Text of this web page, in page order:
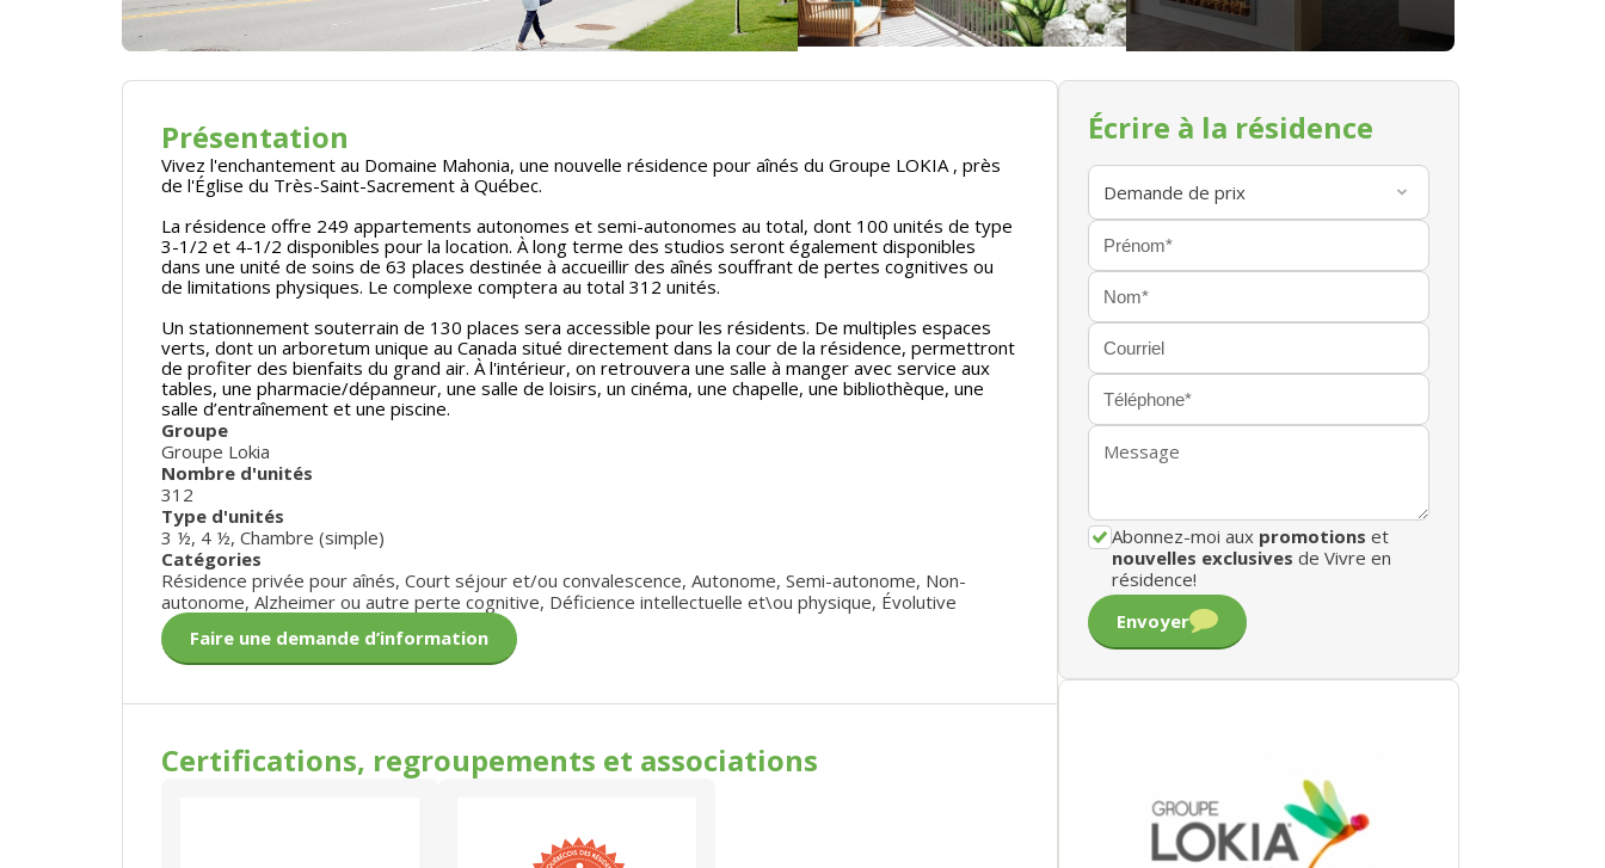
Présentation
Vivez l'enchantement au Domaine Mahonia, une nouvelle résidence pour aînés du Groupe LOKIA , près
de l'Église du Très-Saint-Sacrement à Québec.
La résidence offre 249 appartements autonomes et semi-autonomes au total, dont 100 unités de type
3-1/2 et 4-1/2 disponibles pour la location. À long terme des studios seront également disponibles
dans une unité de soins de 63 places destinée à accueillir des aînés souffrant de pertes cognitives ou
de limitations physiques. Le complexe comptera au total 312 unités.
Un stationnement souterrain de 130 places sera accessible pour les résidents. De multiples espaces
verts, dont un arboretum unique au Canada situé directement dans la cour de la résidence, permettront
de profiter des bienfaits du grand air. À l'intérieur, on retrouvera une salle à manger avec service aux
tables, une pharmacie/dépanneur, une salle de loisirs, un cinéma, une chapelle, une bibliothèque, une
salle d’entraînement et une piscine.
Groupe
Groupe Lokia
Nombre d'unités
312
Type d'unités
3 ½, 4 ½, Chambre (simple)
Catégories
Résidence privée pour aînés, Court séjour et/ou convalescence, Autonome, Semi-autonome, Non-
autonome, Alzheimer ou autre perte cognitive, Déficience intellectuelle et\ou physique, Évolutive
Faire une demande d’information
Certifications, regroupements et associations
Écrire à la résidence
Abonnez-moi aux promotions et
nouvelles exclusives de Vivre en
résidence!
Envoyer